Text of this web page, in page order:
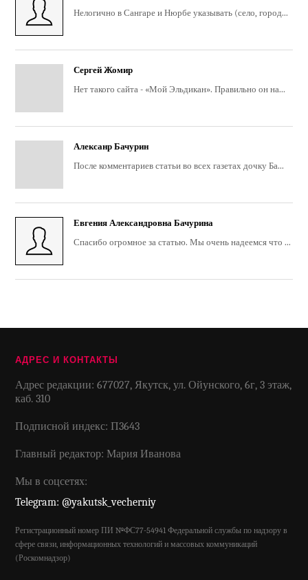
Нелогично в Сангаре и Нюрбе указывать (село, город...
Сергей Жомир
Нет такого сайта - «Мой Эльдикан». Правильно он на...
Алексанр Бачурин
После комментариев статьи во всех газетах дочку Ба...
Евгения Александровна Бачурина
Спасибо огромное за статью. Мы очень надеемся что ...
АДРЕС И КОНТАКТЫ
Адрес редакции: 677027, Якутск, ул. Ойунского, 6г, 3 этаж,
каб. 310
Подписной индекс: П3643
Главный редактор: Мария Иванова
Мы в соцсетях:
Telegram: @yakutsk_vecherniy
Регистрационный номер ПИ №ФС77-54941 Федеральной службы по надзору в
сфере связи, информационных технологий и массовых коммуникаций
(Роскомнадзор)